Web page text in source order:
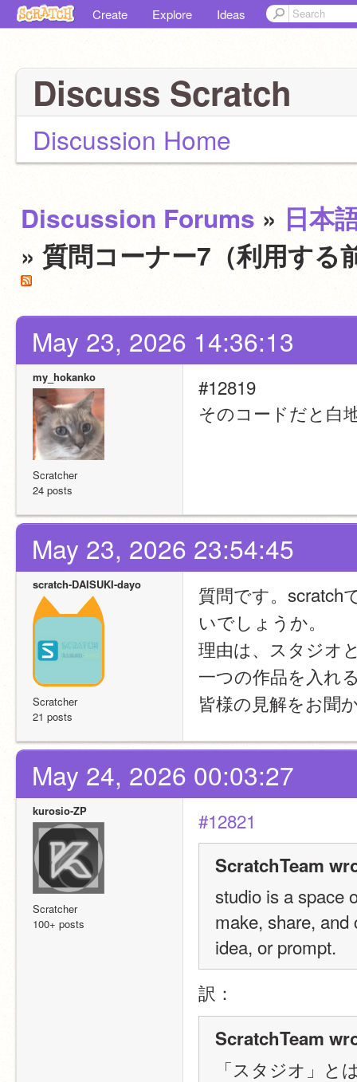
Create Explore Ideas
Discuss Scratch
Discussion Home
Discussion Forums » 日本
» 質問コーナー7（利用する
May 23, 2026 14:36:13
my_hokanko
Scratcher
24 posts
#12819
そのコードだと白
May 23, 2026 23:54:45
scratch-DAISUKI-dayo
Scratcher
21 posts
質問です。scratch
いでしょうか。
理由は、スタジオ
一つの作品を入れ
皆様の見解をお聞
May 24, 2026 00:03:27
kurosio-ZP
Scratcher
100+ posts
#12821
ScratchTeam
studio is a space
make, share,
idea, or prompt.
訳：
ScratchTeam
「スタジオ」と